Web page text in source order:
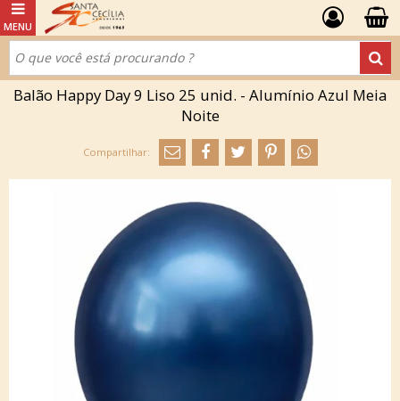
Balão Happy Day 9 Liso 25 unid. - Alumínio Azul Meia
Noite